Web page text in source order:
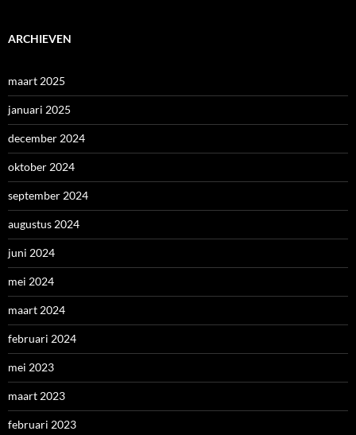
ARCHIEVEN
maart 2025
januari 2025
december 2024
oktober 2024
september 2024
augustus 2024
juni 2024
mei 2024
maart 2024
februari 2024
mei 2023
maart 2023
februari 2023